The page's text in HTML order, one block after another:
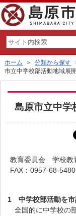
ホーム ＞分類から探す
市立中学校部活動地域展開
島原市立中学
教育委員会 学校教
FAX：0957-68-5480
1 中学校部活動を市
全国的に中学校の